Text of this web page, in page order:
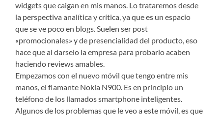
widgets que caigan en mis manos. Lo trataremos desde
la perspectiva analítica y crítica, ya que es un espacio
que se ve poco en blogs. Suelen ser post
«promocionales» y de presencialidad del producto, eso
hace que al darselo la empresa para probarlo acaben
haciendo reviews amables.
Empezamos con el nuevo móvil que tengo entre mis
manos, el flamante Nokia N900. Es en principio un
teléfono de los llamados smartphone inteligentes.
Algunos de los problemas que le veo a este móvil, es que